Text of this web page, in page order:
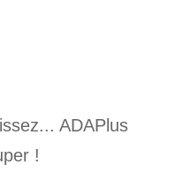
ADAPlus
!